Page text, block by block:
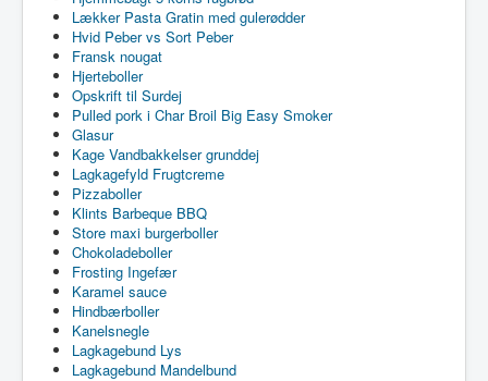
Lækker Pasta Gratin med gulerødder
Hvid Peber vs Sort Peber
Fransk nougat
Hjerteboller
Opskrift til Surdej
Pulled pork i Char Broil Big Easy Smoker
Glasur
Kage Vandbakkelser grunddej
Lagkagefyld Frugtcreme
Pizzaboller
Klints Barbeque BBQ
Store maxi burgerboller
Chokoladeboller
Frosting Ingefær
Karamel sauce
Hindbærboller
Kanelsnegle
Lagkagebund Lys
Lagkagebund Mandelbund